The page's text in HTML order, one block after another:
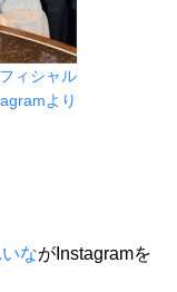
ィシャル
より
ながInstagramを